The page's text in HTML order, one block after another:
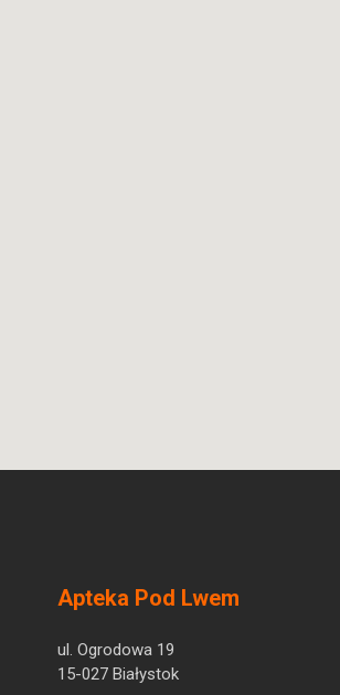
Apteka Pod Lwem
ul. Ogrodowa 19
15-027 Białystok